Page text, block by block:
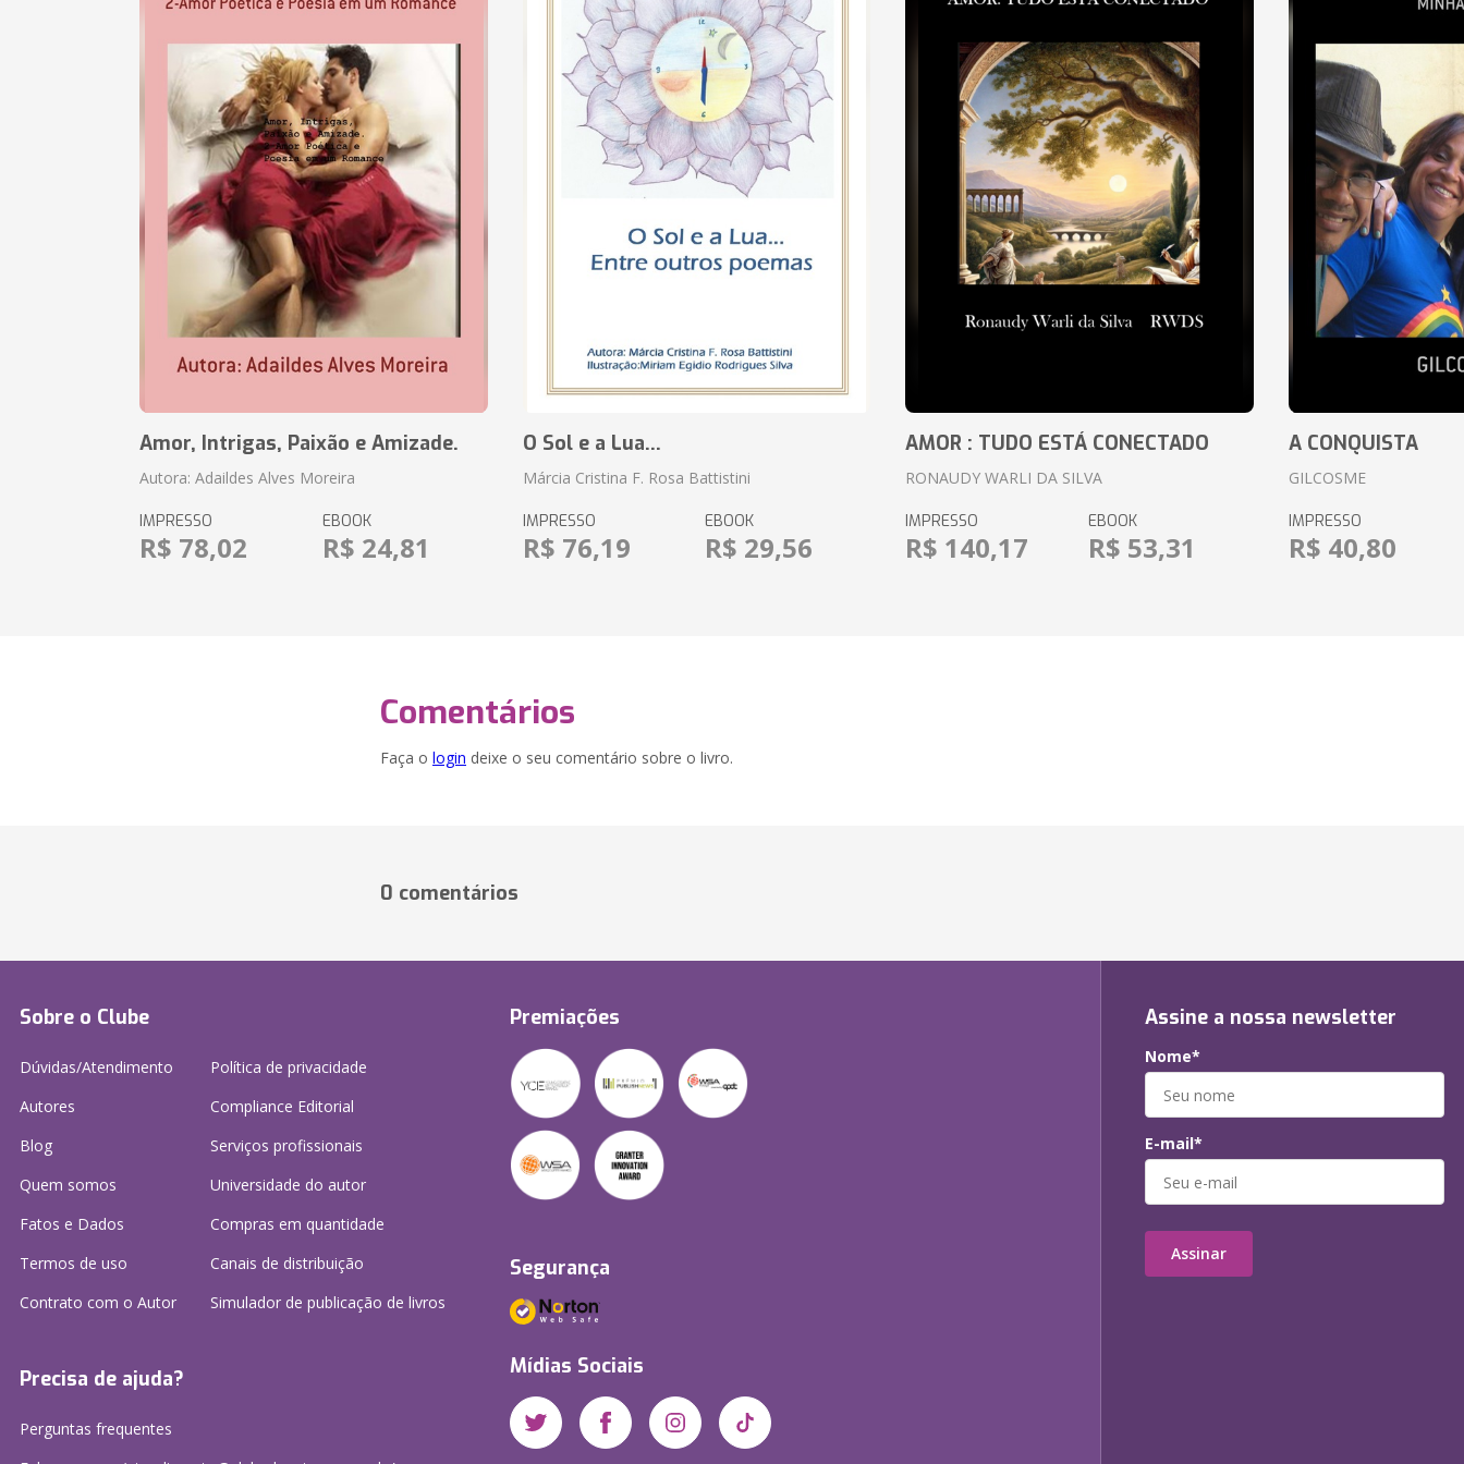
Amor, Intrigas, Paixão e Amizade.
Autora: Adaildes Alves Moreira
IMPRESSO
R$ 78,02
EBOOK
R$ 24,81
O Sol e a Lua...
Márcia Cristina F. Rosa Battistini
IMPRESSO
R$ 76,19
EBOOK
R$ 29,56
AMOR : TUDO ESTÁ CONECTADO
RONAUDY WARLI DA SILVA
IMPRESSO
R$ 140,17
EBOOK
R$ 53,31
A CONQUISTA
GILCOSME
IMPRESSO
R$ 40,80
Comentários
Faça o login deixe o seu comentário sobre o livro.
0 comentários
Sobre o Clube
Dúvidas/Atendimento
Autores
Blog
Quem somos
Fatos e Dados
Termos de uso
Contrato com o Autor
Política de privacidade
Compliance Editorial
Serviços profissionais
Universidade do autor
Compras em quantidade
Canais de distribuição
Simulador de publicação de livros
Precisa de ajuda?
Perguntas frequentes
Premiações
Segurança
Mídias Sociais
Assine a nossa newsletter
Nome*
E-mail*
Assinar